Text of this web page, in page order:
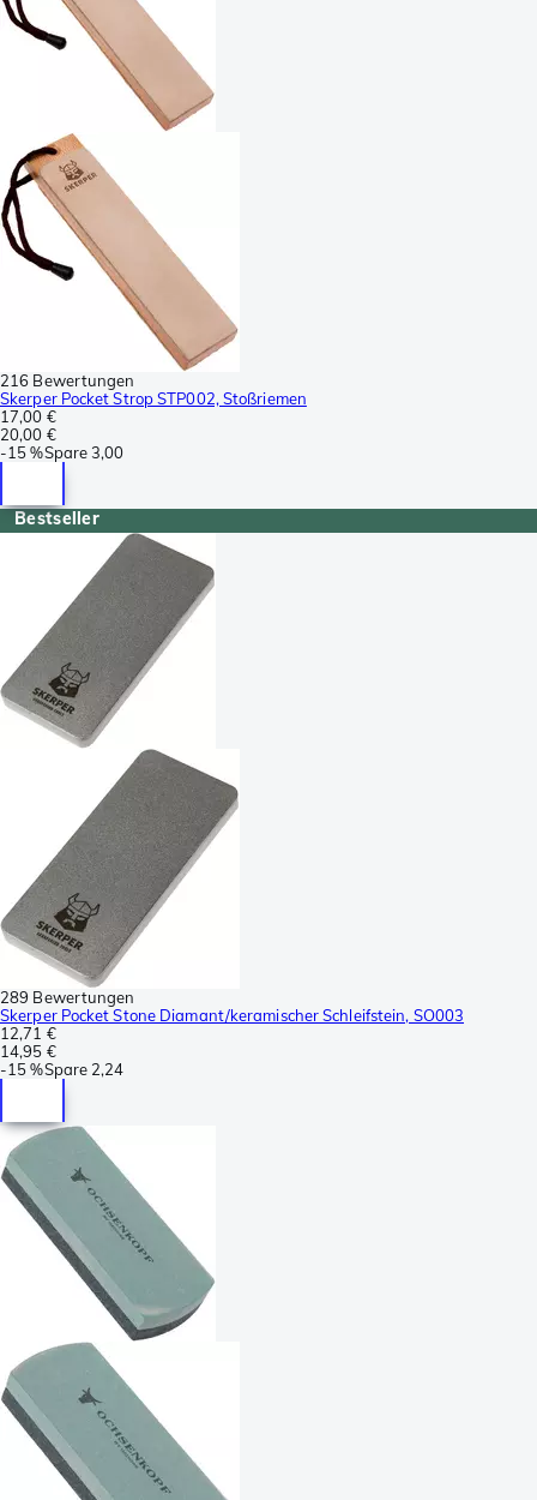
216 Bewertungen
Skerper Pocket Strop STP002, Stoßriemen
17,00 €
20,00 €
-15 %Spare3,00
Bestseller
289 Bewertungen
Skerper Pocket Stone Diamant/keramischer Schleifstein, SO003
12,71 €
14,95 €
-15 %Spare 2,24